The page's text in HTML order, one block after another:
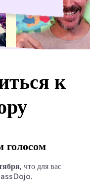
к
голосом
, что для вас